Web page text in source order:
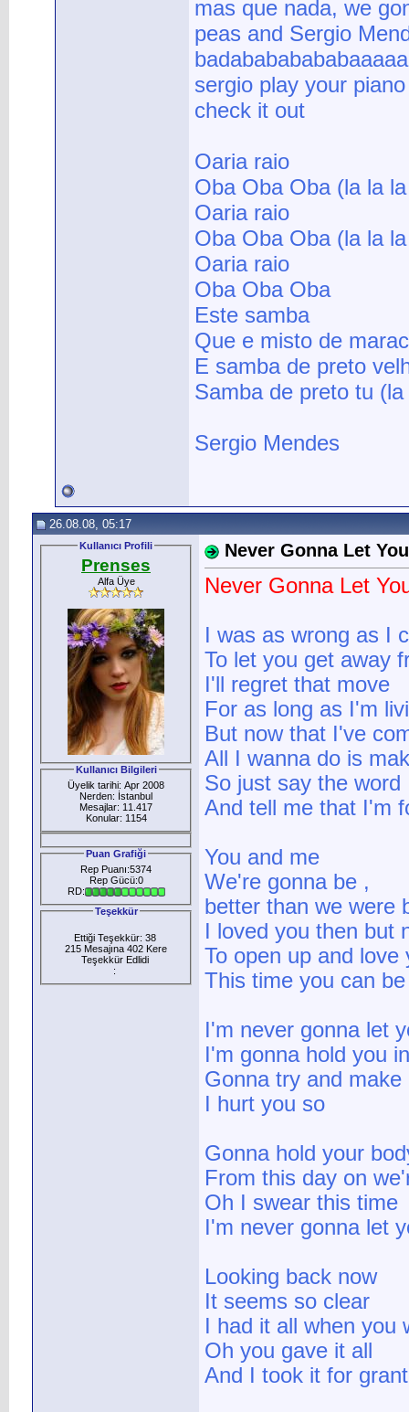
mas que nada, we
peas and Sergio
sergio play your
check it out
Oaria raio
Oba Oba Oba (la la
Oaria raio
Oba Oba Oba (la la
Oaria raio
Oba Oba Oba
Este samba
Que e misto de
E samba de preto
Samba de preto tu
Sergio Mendes
26.08.08, 05:17
Kullanıcı Profili
Prenses
Alfa Üye
Kullanıcı Bilgileri
Üyelik tarihi: Apr 2008
Nerden: İstanbul
Mesajlar: 11.417
Konular: 1154
Puan Grafiği
Rep Puanı:5374
Rep Gücü:0
RD:
Teşekkür
Ettiği Teşekkür: 38
215 Mesajına 402 Kere
Teşekkür Edlidi
:
Never Gonna Let
Never Gonna Let
I was as wrong as I
To let you get away
I'll regret that move
For as long as I'm
But now that I've
All I wanna do is
So just say the word
And tell me that I'm
You and me
We're gonna be ,
better than we were
I loved you then but
To open up and love
This time you can
I'm never gonna let
I'm gonna hold you
Gonna try and
I hurt you so
Gonna hold your
From this day on
Oh I swear this time
I'm never gonna let
Looking back now
It seems so clear
I had it all when you
Oh you gave it all
And I took it for